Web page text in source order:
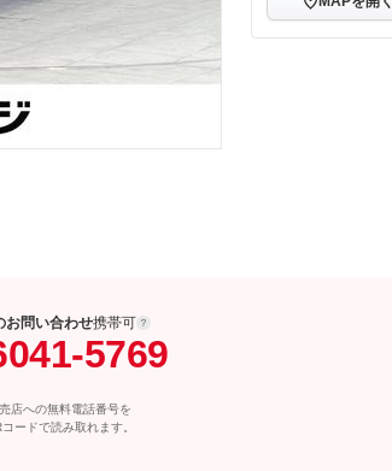
お問い合わせ携帯可
5769
店への無料電話番号を
ードで読み取れます。